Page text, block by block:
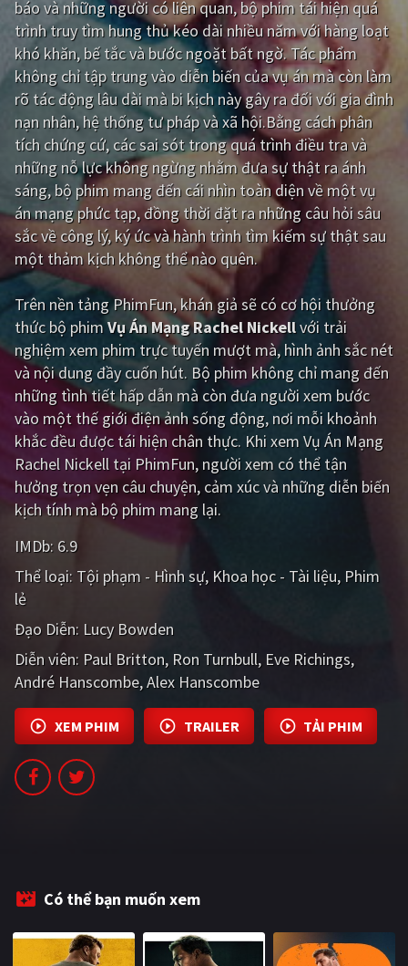
Giật gân Gia đình
Bí ẩn Lịch sử
Viễn Tây Tiểu sử
GameShow DramaTV
QUỐC GIA
Âu - Mỹ Trung Quốc - Hồng Kông
Hàn Quốc Nhật Bản
Ấn Độ Việt Nam
Tổng hợp
CẬP NHẬT
PHIM MỚI
PHIM BỘ
PHIM LẺ
PHIM CHIẾU RẠP
TUYỂN TẬP PHIM
BLOG
báo và những người có liên quan, bộ phim tái hiện quá
trình truy tìm hung thủ kéo dài nhiều năm với hàng loạt
khó khăn, bế tắc và bước ngoặt bất ngờ. Tác phẩm
không chỉ tập trung vào diễn biến của vụ án mà còn làm
rõ tác động lâu dài mà bi kịch này gây ra đối với gia đình
nạn nhân, hệ thống tư pháp và xã hội.Bằng cách phân
tích chứng cứ, các sai sót trong quá trình điều tra và
những nỗ lực không ngừng nhằm đưa sự thật ra ánh
sáng, bộ phim mang đến cái nhìn toàn diện về một vụ
án mạng phức tạp, đồng thời đặt ra những câu hỏi sâu
sắc về công lý, ký ức và hành trình tìm kiếm sự thật sau
một thảm kịch không thể nào quên.
Trên nền tảngPhimFun, khán giả sẽ có cơ hội thưởng
thức bộ phimVụ Án Mạng Rachel Nickellvới trải
nghiệm xem phim trực tuyến mượt mà, hình ảnh sắc nét
và nội dung đầy cuốn hút. Bộ phim không chỉ mang đến
những tình tiết hấp dẫn mà còn đưa người xem bước
vào một thế giới điện ảnh sống động, nơi mỗi khoảnh
khắc đều được tái hiện chân thực. Khi xem Vụ Án Mạng
Rachel Nickell tại PhimFun, người xem có thể tận
hưởng trọn vẹn câu chuyện, cảm xúc và những diễn biến
kịch tính mà bộ phim mang lại.
IMDb: 6.9
Thể loại: Tội phạm - Hình sự Khoa học - Tài liệu Phim
lẻ
Đạo Diễn: Lucy Bowden
Diễn viên: Paul Britton Ron Turnbull Eve Richings
André Hanscombe Alex Hanscombe
XEM PHIM TRAILER TẢI PHIM
Có thể bạn muốn xem